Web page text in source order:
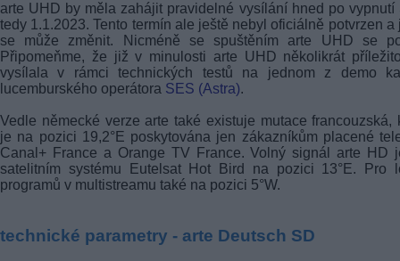
arte UHD by měla zahájit pravidelné vysílání hned po vypnutí
tedy 1.1.2023. Tento termín ale ještě nebyl oficiálně potvrzen a
se může změnit. Nicméně se spuštěním arte UHD se
Připomeňme, že již v minulosti arte UHD několikrát
vysílala v rámci technických testů na jednom z demo
lucemburského operátora SES (Astra).
Vedle německé verze arte také existuje mutace francouzská,
je na pozici 19,2°E poskytována jen zákazníkům placené
Canal+ France a Orange TV France. Volný signál arte HD
satelitním systému Eutelsat Hot Bird na pozici 13°E. Pro
programů v multistreamu také na pozici 5°W.
technické parametry - arte Deutsch SD